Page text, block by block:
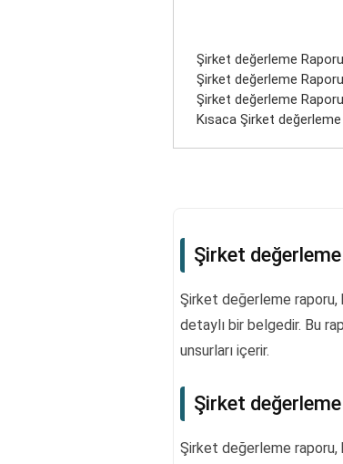
Şirket değerleme
Şirket değerleme
Şirket değerleme Raporu
Kısaca Şirket
Şirket
Şirket değerleme raporu,
detaylı bir belgedir. Bu
unsurları içerir.
Şirket
Şirket değerleme